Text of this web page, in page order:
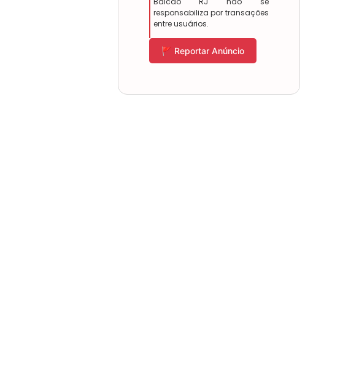
responsabiliza por transações
entre usuários.
🚩 Reportar Anúncio